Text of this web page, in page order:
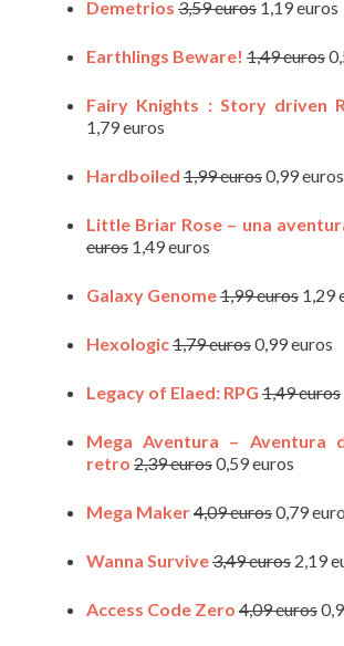
Demetrios 3,59 euros 1,19 euros
Earthlings Beware! 1,49 euros
Fairy Knights : Story driven
1,79 euros
Hardboiled 1,99 euros0,99 euros
Little Briar Rose – una
euros 1,49 euros
Galaxy Genome1,99 euros 1,29
Hexologic1,79 euros0,99 euros
Legacy of Elaed: RPG 1,49 euros
Mega Aventura – Aventura
retro 2,39 euros0,59 euros
Mega Maker4,09 euros0,79
Wanna Survive3,49 euros 2,19
Access Code Zero 4,09 euros